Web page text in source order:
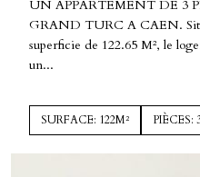
UN APPARTEMENT DE 3
GRAND TURC A CAEN.
superficie de 122.65 M², le
un...
SURFACE: 122M² PIÈCES: